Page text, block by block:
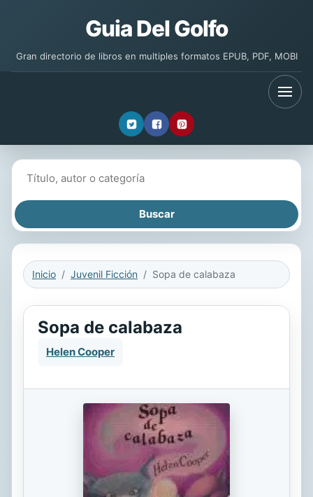
Guia Del Golfo
Gran directorio de libros en multiples formatos EPUB, PDF, MOBI
Inicio Juvenil Ficción Sopa de calabaza
Sopa de calabaza
Helen Cooper